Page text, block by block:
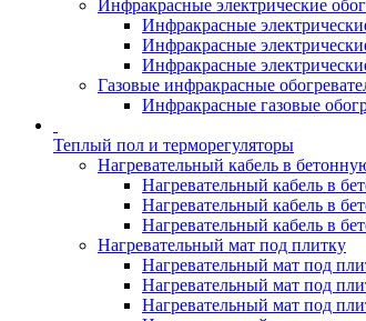
Инфракрасные электрические
Инфракрасные
Инфракрасные
Инфракрасные
Газовые инфракрасные
Инфракрасные газовые
Теплый пол и терморегуляторы
Нагревательный кабель в
Нагревательный кабель в
Нагревательный кабель в
Нагревательный кабель в
Нагревательный мат под плитку
Нагревательный мат под
Нагревательный мат под
Нагревательный мат под